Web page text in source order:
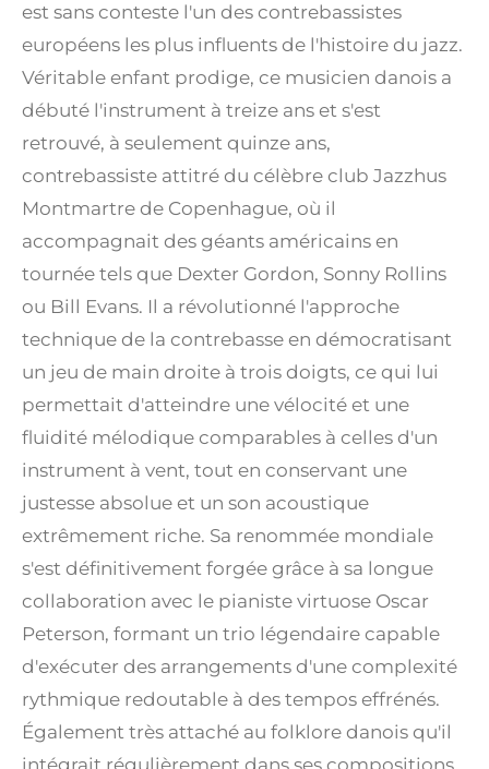
est sans conteste l'un des contrebassistes
européens les plus influents de l'histoire du jazz.
Véritable enfant prodige, ce musicien danois a
débuté l'instrument à treize ans et s'est
retrouvé, à seulement quinze ans,
contrebassiste attitré du célèbre club Jazzhus
Montmartre de Copenhague, où il
accompagnait des géants américains en
tournée tels que Dexter Gordon, Sonny Rollins
ou Bill Evans. Il a révolutionné l'approche
technique de la contrebasse en démocratisant
un jeu de main droite à trois doigts, ce qui lui
permettait d'atteindre une vélocité et une
fluidité mélodique comparables à celles d'un
instrument à vent, tout en conservant une
justesse absolue et un son acoustique
extrêmement riche. Sa renommée mondiale
s'est définitivement forgée grâce à sa longue
collaboration avec le pianiste virtuose Oscar
Peterson, formant un trio légendaire capable
d'exécuter des arrangements d'une complexité
rythmique redoutable à des tempos effrénés.
Également très attaché au folklore danois qu'il